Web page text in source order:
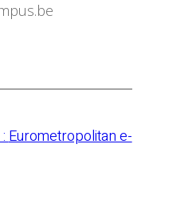
:Eurometropolitan e-